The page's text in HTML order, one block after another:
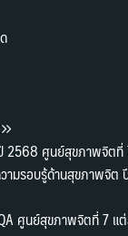
2568 ศูนย์สุขภาพจิตที่
วามรอบรู้ด้านสุขภาพจิ
ศูนย์สุขภาพจิตที่ 7 แ